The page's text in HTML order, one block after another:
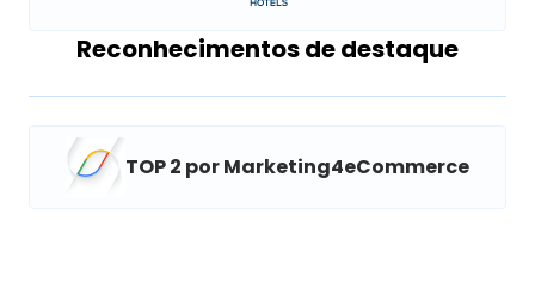
Reconhecimentos de destaque
TOP 2 por Marketing4eCommerce